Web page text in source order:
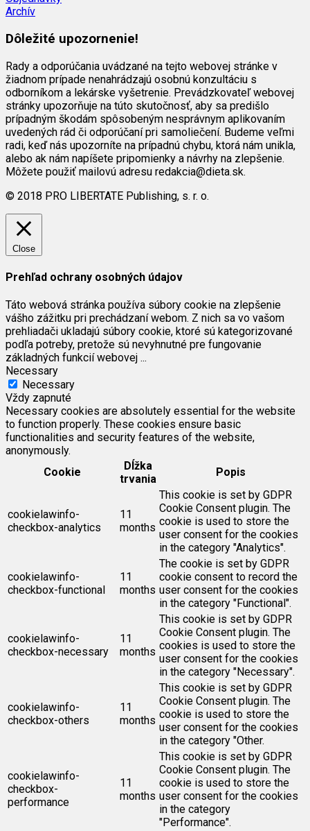
Archív
Dôležité upozornenie!
Rady a odporúčania uvádzané na tejto webovej stránke v
žiadnom prípade nenahrádzajú osobnú konzultáciu s
odborníkom a lekárske vyšetrenie. Prevádzkovateľ webovej
stránky upozorňuje na túto skutočnosť, aby sa predišlo
prípadným škodám spôsobeným nesprávnym aplikovaním
uvedených rád či odporúčaní pri samoliečení. Budeme veľmi
radi, keď nás upozorníte na prípadnú chybu, ktorá nám unikla,
alebo ak nám napíšete pripomienky a návrhy na zlepšenie.
Môžete použiť mailovú adresu redakcia@dieta.sk.
© 2018 PRO LIBERTATE Publishing, s. r. o.
Close
Prehľad ochrany osobných údajov
Táto webová stránka používa súbory cookie na zlepšenie
vášho zážitku pri prechádzaní webom. Z nich sa vo vašom
prehliadači ukladajú súbory cookie, ktoré sú kategorizované
podľa potreby, pretože sú nevyhnutné pre fungovanie
základných funkcií webovej ...
Necessary
Necessary
Vždy zapnuté
Necessary cookies are absolutely essential for the website
to function properly. These cookies ensure basic
functionalities and security features of the website,
anonymously.
Cookie
Dĺžka
trvania
Popis
cookielawinfo-
checkbox-analytics
11
months
This cookie is set by GDPR
Cookie Consent plugin. The
cookie is used to store the
user consent for the cookies
in the category "Analytics".
cookielawinfo-
checkbox-functional
11
months
The cookie is set by GDPR
cookie consent to record the
user consent for the cookies
in the category "Functional".
cookielawinfo-
checkbox-necessary
11
months
This cookie is set by GDPR
Cookie Consent plugin. The
cookies is used to store the
user consent for the cookies
in the category "Necessary".
cookielawinfo-
checkbox-others
11
months
This cookie is set by GDPR
Cookie Consent plugin. The
cookie is used to store the
user consent for the cookies
in the category "Other.
cookielawinfo-
checkbox-
performance
11
months
This cookie is set by GDPR
Cookie Consent plugin. The
cookie is used to store the
user consent for the cookies
in the category
"Performance".